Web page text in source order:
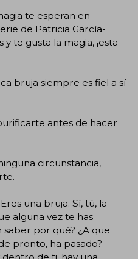
te esperan en
de Patricia García-
y te gusta la magia, ¡esta
bruja siempre es fiel a sí
antes de hacer
circunstancia,
una bruja. Sí, tú, la
alguna vez te has
saber por qué? ¿A que
pronto, ha pasado?